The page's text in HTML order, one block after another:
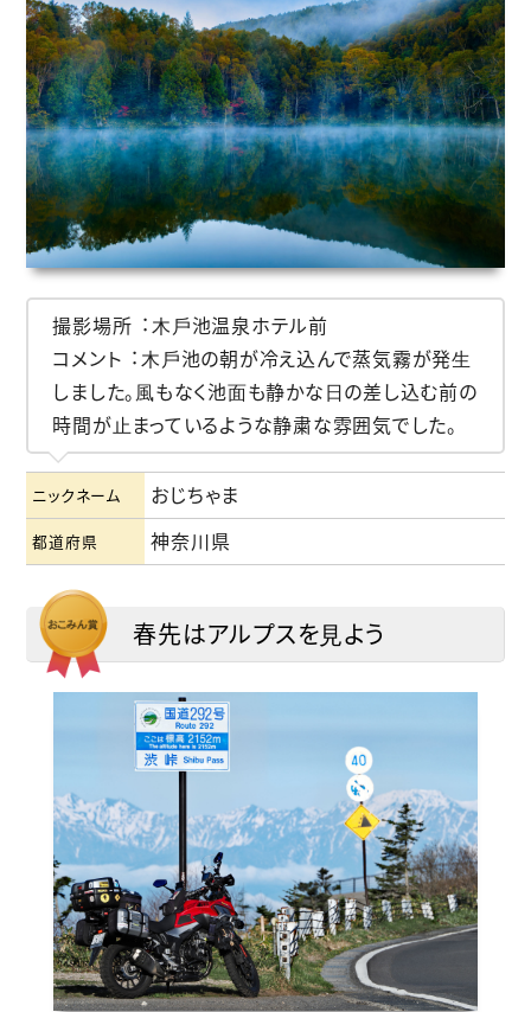
撮影場所︓⽊⼾池温泉ホテル前
コメント︓⽊⼾池の朝が冷え込んで蒸気霧が発⽣
しました。⾵もなく池⾯も静かな⽇の差し込む前の
時間が⽌まっているような静粛な雰囲気でした。
ニックネーム おじちゃま
都道府県 神奈川県
春先はアルプスを⾒よう